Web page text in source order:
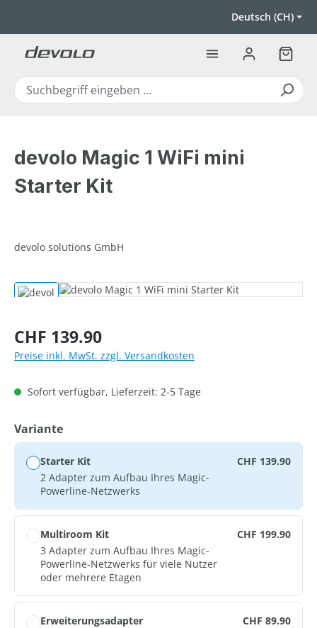
Deutsch (CH)
devolo Magic 1 WiFi mini
Starter Kit
devolo solutions GmbH
Bildergalerie überspringen
Regulärer Preis:
CHF 139.90
Preise inkl. MwSt. zzgl. Versandkosten
Sofort verfügbar, Lieferzeit: 2-5 Tage
Varianteauswählen
Starter Kit
2 Adapter zum Aufbau Ihres Magic-
Powerline-Netzwerks
CHF 139.90
Multiroom Kit
3 Adapter zum Aufbau Ihres Magic-
Powerline-Netzwerks für viele Nutzer
oder mehrere Etagen
CHF 199.90
Erweiterungsadapter
CHF 89.90